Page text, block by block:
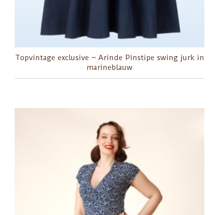
Topvintage exclusive ~ Arinde Pinstipe swing jurk in
marineblauw